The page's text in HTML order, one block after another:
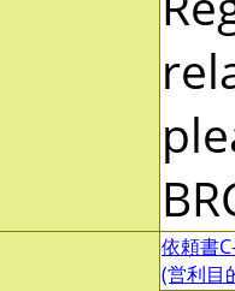
依頼書
(営利目